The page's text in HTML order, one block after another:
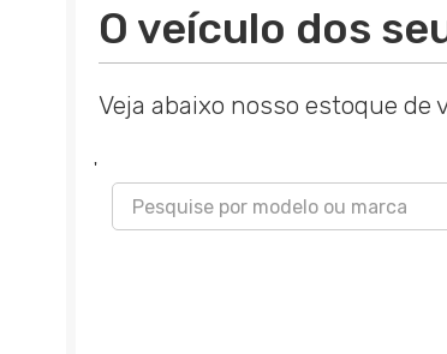
O veículo dos
Veja abaixo nosso estoque de
'